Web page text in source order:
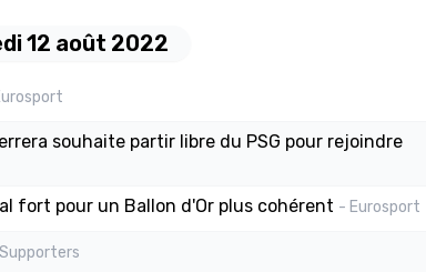
12 août 2022
souhaite partir libre du PSG pour rejoindre
fort pour un Ballon d'Or plus cohérent - Eurosport